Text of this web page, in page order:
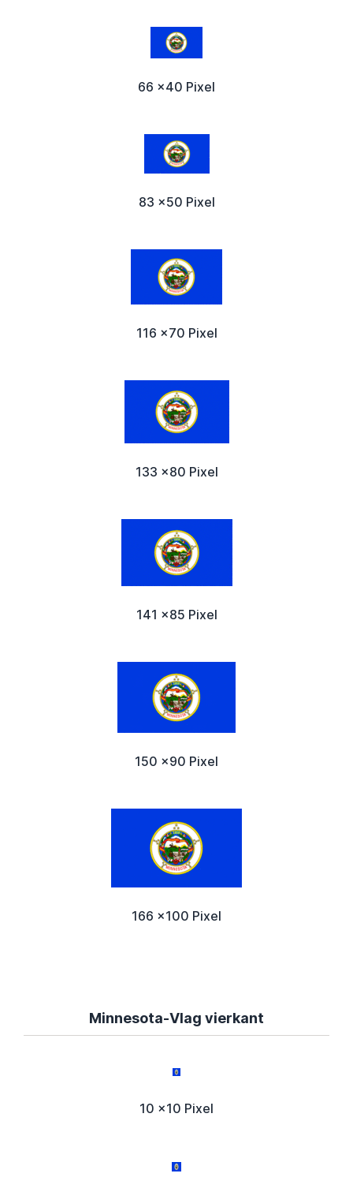
66 x40 Pixel
83 x50 Pixel
116 x70 Pixel
133 x80 Pixel
141 x85 Pixel
150 x90 Pixel
166 x100 Pixel
Minnesota-Vlag vierkant
10 x10 Pixel